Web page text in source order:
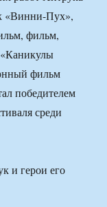
«Винни-Пух»,
фильм,
фильм
победителем
среди
и герои его